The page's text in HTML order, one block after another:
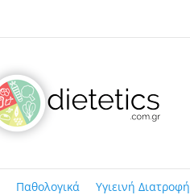
Παθολογικά Υγιεινή Διατροφή